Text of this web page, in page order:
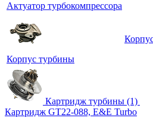
Актуатор турбокомпрессора
Корпус турбины
Картридж турбины (1)
Картридж GT22-088, E&E Turbo